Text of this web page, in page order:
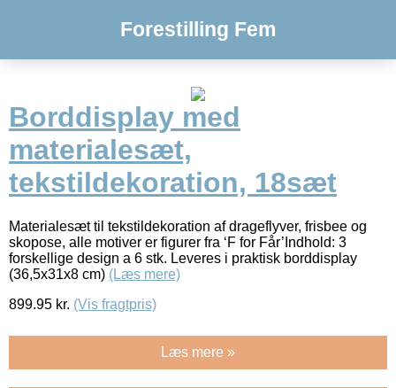
Forestilling Fem
Borddisplay med
materialesæt,
tekstildekoration, 18sæt
Materialesæt til tekstildekoration af drageflyver, frisbee og
skopose, alle motiver er figurer fra ‘F for Får’Indhold: 3
forskellige design a 6 stk. Leveres i praktisk borddisplay
(36,5x31x8 cm) (Læs mere)
899.95 kr. (Vis fragtpris)
Læs mere »